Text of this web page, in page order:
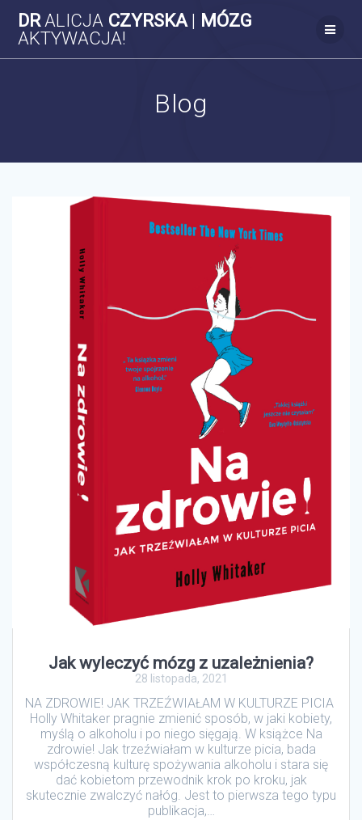
to
DRALICJA CZYRSKA | MÓZG
AKTYWACJA!
Blog
Jak wyleczyć mózg z uzależnienia?
28 listopada, 2021
NA ZDROWIE! JAK TRZEŹWIAŁAM W KULTURZE PICIA
Holly Whitaker pragnie zmienić sposób, w jaki kobiety,
myślą o alkoholu i po niego sięgają. W książce Na
zdrowie! Jak trzeźwiałam w kulturze picia, bada
współczesną kulturę spożywania alkoholu i stara się
dać kobietom przewodnik krok po kroku, jak
skutecznie zwalczyć nałóg. Jest to pierwsza tego typu
publikacja,…